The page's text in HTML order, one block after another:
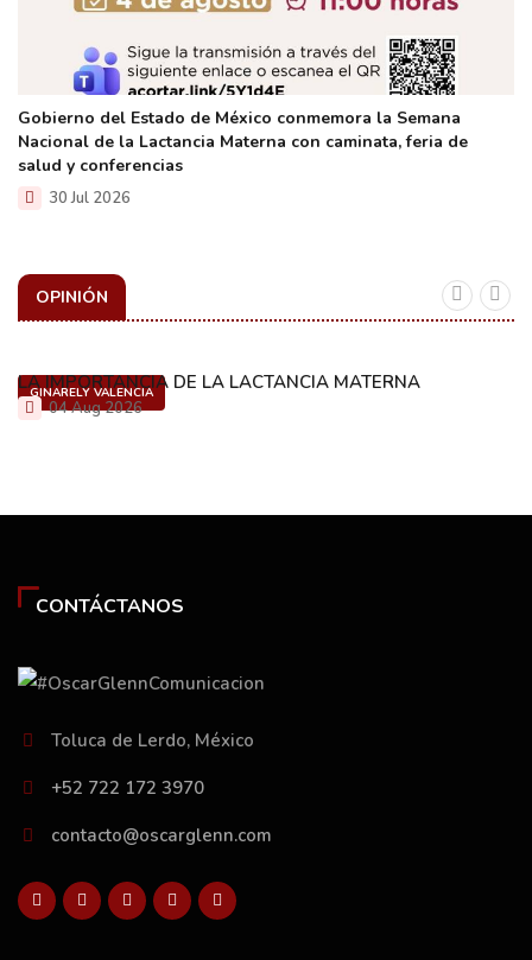
Gobierno del Estado de México conmemora la Semana
Nacional de la Lactancia Materna con caminata, feria de
salud y conferencias
30 Jul 2026
OPINIÓN
GINARELY VALENCIA
LA IMPORTANCIA DE LA LACTANCIA MATERNA
04 Aug 2026
CONTÁCTANOS
Toluca de Lerdo, México
+52 722 172 3970
contacto@oscarglenn.com